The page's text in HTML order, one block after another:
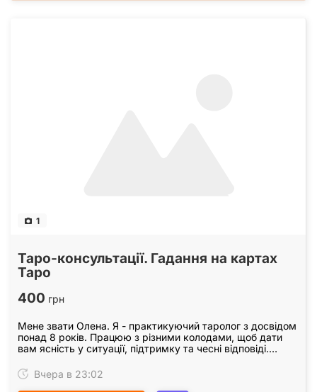
1
Таро-консультації. Гадання на картах
Таро
400 грн
Мене звати Олена. Я - практикуючий таролог з досвідом
понад 8 років. Працюю з різними колодами, щоб дати
вам ясність у ситуації, підтримку та чесні відповіді.
Вчера в 23:02